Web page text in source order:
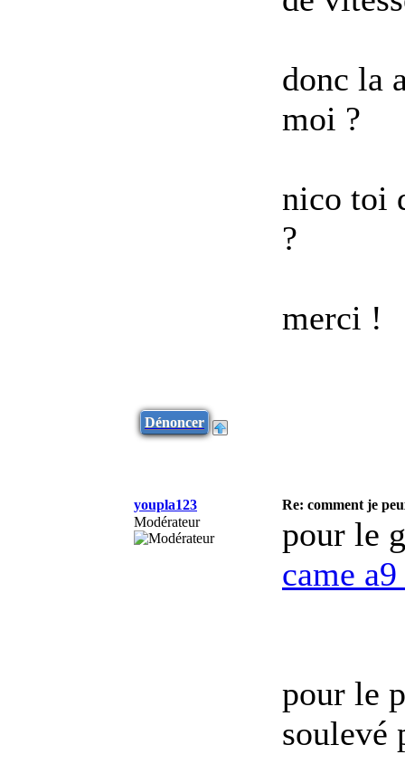
donc la
moi ?
nico toi
?
merci !
Dénoncer
youpla123
Re: comment je
Modérateur
pour le
came
pour le
soulevé